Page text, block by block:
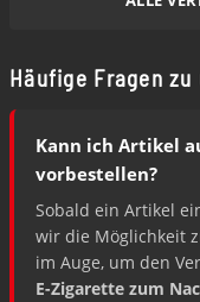
Häufige Fragen
Kann ich Artikel
vorbestellen?
Sobald ein Artikel
wir die Möglichkeit
im Auge, um den
E-Zigarette zum